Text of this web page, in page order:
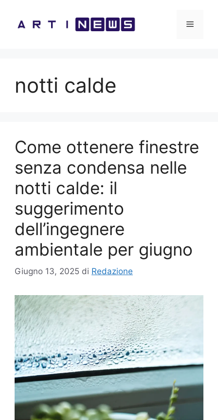
contenuto
Menu
notti calde
Come ottenere finestre
senza condensa nelle
notti calde: il
suggerimento
dell’ingegnere
ambientale per giugno
Giugno 13, 2025 di Redazione